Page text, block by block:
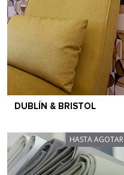
DUBLÍN & BRISTOL
HASTA AGOTAR